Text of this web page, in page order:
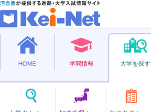
HOME 学問情報 大学を探す
はままついか